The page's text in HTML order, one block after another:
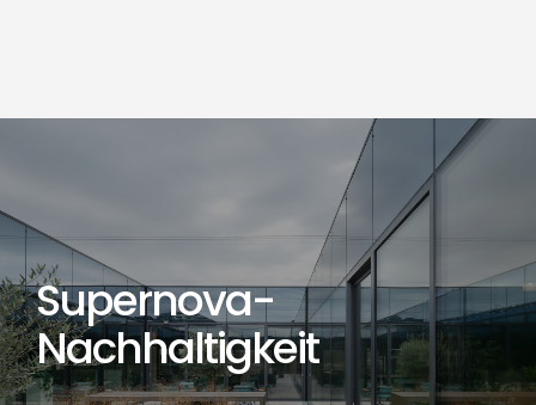
Supernova-
Nachhaltigkeit